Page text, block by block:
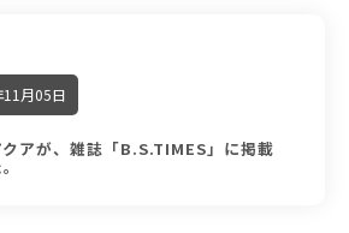
月05日
アが、雑誌「B.S.TIMES」に掲載